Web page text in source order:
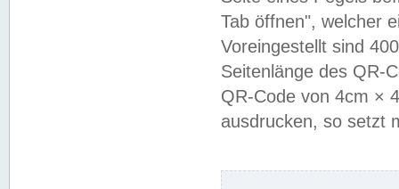
Tab öffnen", welcher
Voreingestellt sind
Seitenlänge des QR-
QR-Code von 4cm ×
ausdrucken, so setzt